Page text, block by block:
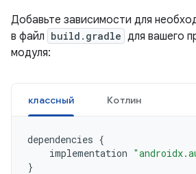
Добавьте зависимости для
в файл build.gradle для вашего
модуля:
классный Котлин
dependencies {
implementation
}